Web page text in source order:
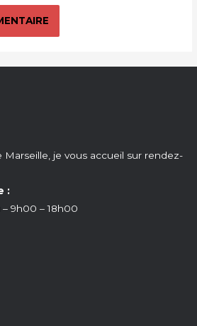
je vous accueil sur rendez-
:
9h00 – 18h00